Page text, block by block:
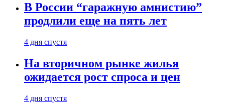
В России “гаражную амнистию”
продлили еще на пять лет
4 дня спустя
На вторичном рынке жилья
ожидается рост спроса и цен
4 дня спустя